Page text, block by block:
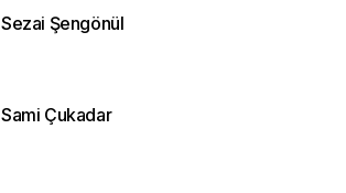
Sezai Şengönül
Sami Çukadar